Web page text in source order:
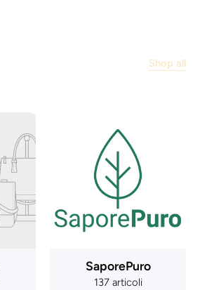
SaporePuro
137 articoli
Shop all